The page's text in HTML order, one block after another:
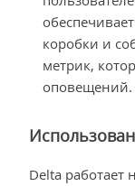
коробки и
метрик,
оповещений.
Delta работает